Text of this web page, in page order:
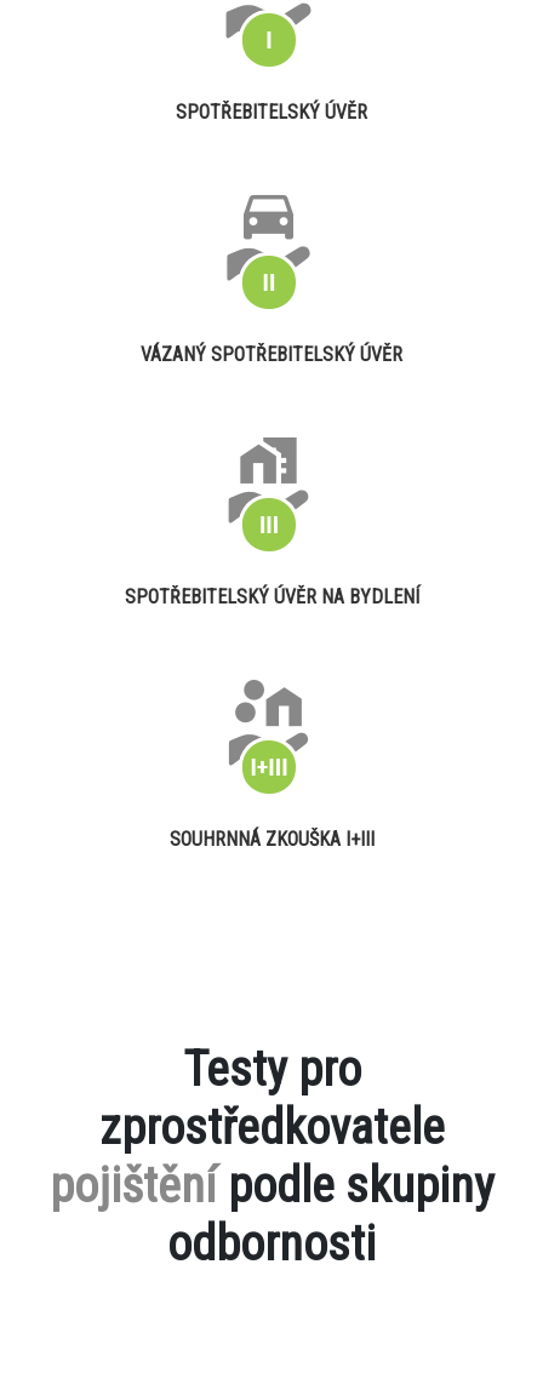
SPOTŘEBITELSKÝ ÚVĚR
VÁZANÝ SPOTŘEBITELSKÝ ÚVĚR
SPOTŘEBITELSKÝ ÚVĚR NA BYDLENÍ
SOUHRNNÁ ZKOUŠKA I+III
Testy pro
zprostředkovatele
pojištěnípodle skupiny
odbornosti